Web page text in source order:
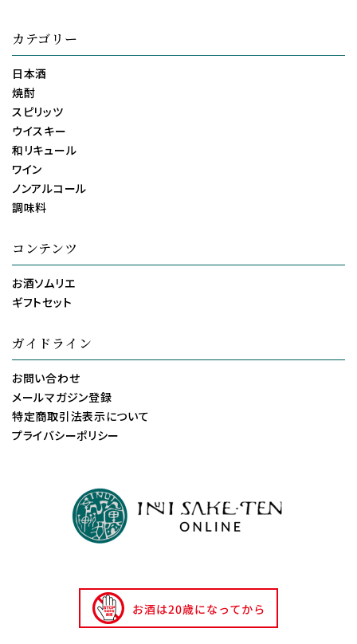
カテゴリー
日本酒
焼酎
スピリッツ
ウイスキー
和リキュール
ワイン
ノンアルコール
調味料
コンテンツ
お酒ソムリエ
ギフトセット
ガイドライン
お問い合わせ
メールマガジン登録
特定商取引法表示について
プライバシーポリシー